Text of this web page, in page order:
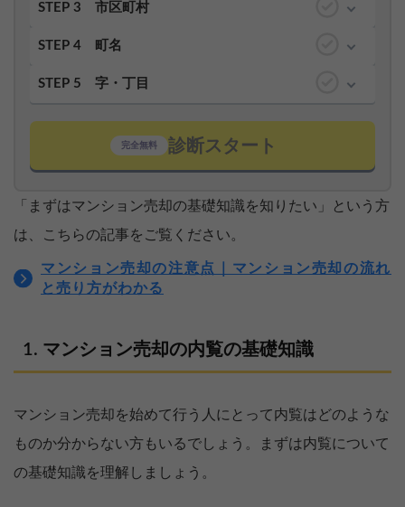
STEP 3 市区町村
STEP 4 町名
STEP 5 字・丁目
完全無料 診断スタート
「まずはマンション売却の基礎知識を知りたい」という方
は、こちらの記事をご覧ください。
マンション売却の注意点｜マンション売却の流れ
と売り方がわかる
マンション売却の内覧の基礎知識
マンション売却を始めて行う人にとって内覧はどのような
ものか分からない方もいるでしょう。まずは内覧について
の基礎知識を理解しましょう。